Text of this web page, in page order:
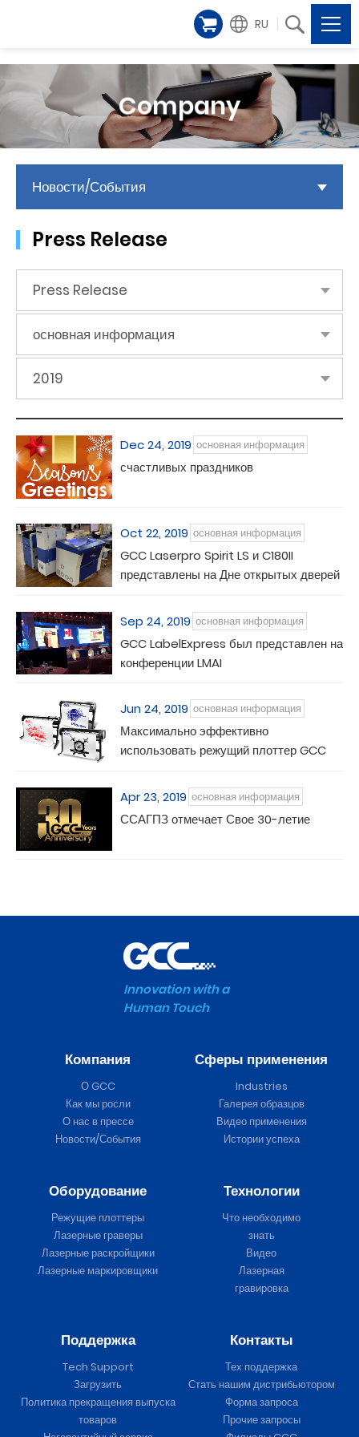
RU
Company
Новости/События
Press Release
Press Release
основная информация
2019
Dec 24, 2019 основная информация
счастливых праздников
Oct 22, 2019 основная информация
GCC Laserpro Spirit LS и C180II
представлены на Дне открытых дверей
Sep 24, 2019 основная информация
GCC LabelExpress был представлен на
конференции LMAI
Jun 24, 2019 основная информация
Максимально эффективно
использовать режущий плоттер GCC
Apr 23, 2019 основная информация
ССАГПЗ отмечает Свое 30-летие
Innovation with a
Human Touch
Компания
О GCC
Как мы росли
О нас в прессе
Новости/События
Сферы применения
Industries
Галерея образцов
Видео применения
Истории успеха
Оборудование
Режущие плоттеры
Лазерные граверы
Лазерные раскройщики
Лазерные маркировщики
Технологии
Что необходимо
знать
Видео
Лазерная
гравировка
Поддержка
Tech Support
Загрузить
Политика прекращения выпуска
товаров
Контакты
Тех поддержка
Стать нашим дистрибьютором
Форма запроса
Прочие запросы